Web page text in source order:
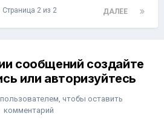
ДАЛЕЕ
Страница 2 из 2
сообщений создайте
или авторизуйтесь
чтобы оставить
комментарий